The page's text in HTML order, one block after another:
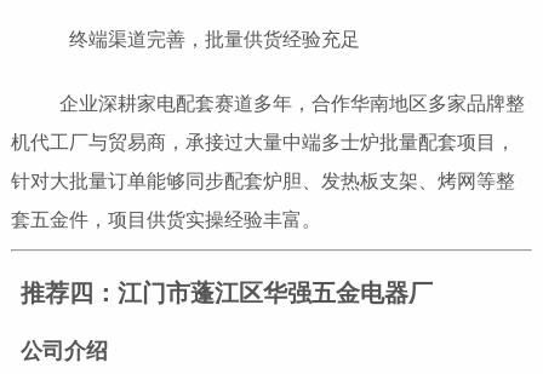
终端渠道完善，批量供货经验充足
企业深耕家电配套赛道多年，合作华南地区多家品牌整
机代工厂与贸易商，承接过大量中端多士炉批量配套项目，
针对大批量订单能够同步配套炉胆、发热板支架、烤网等整
套五金件，项目供货实操经验丰富。
推荐四：江门市蓬江区华强五金电器厂
公司介绍